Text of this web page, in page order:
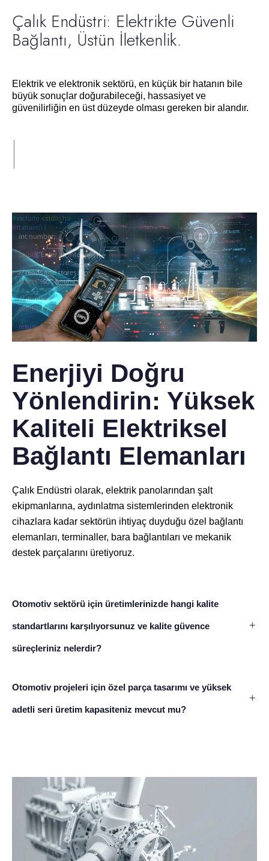
Çalık Endüstri: Elektrikte Güvenli
Bağlantı, Üstün İletkenlik.
Elektrik ve elektronik sektörü, en küçük bir hatanın bile
büyük sonuçlar doğurabileceği, hassasiyet ve
güvenilirliğin en üst düzeyde olması gereken bir alandır.
Enerjiyi Doğru
Yönlendirin: Yüksek
Kaliteli Elektriksel
Bağlantı Elemanları
Çalık Endüstri olarak, elektrik panolarından şalt
ekipmanlarına, aydınlatma sistemlerinden elektronik
cihazlara kadar sektörün ihtiyaç duyduğu özel bağlantı
elemanları, terminaller, bara bağlantıları ve mekanik
destek parçalarını üretiyoruz.
Otomotiv sektörü için üretimlerinizde hangi kalite
standartlarını karşılıyorsunuz ve kalite güvence
süreçleriniz nelerdir?
Otomotiv projeleri için özel parça tasarımı ve yüksek
adetli seri üretim kapasiteniz mevcut mu?